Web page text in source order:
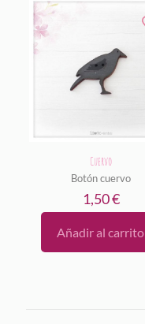
Cuervo
Botón cuervo
1,50€
Añadir al carrito